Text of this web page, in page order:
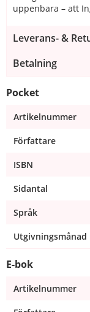
uppenbara – att
Leverans- &
Betalning
Pocket
Artikelnummer
Författare
ISBN
Sidantal
Språk
Utgivningsmånad
E-bok
Artikelnummer